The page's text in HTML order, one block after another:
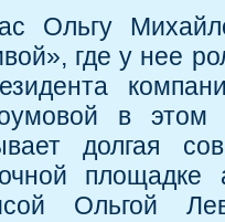
Ольгу
где у нее
в
долгая
площадке
Ольгой